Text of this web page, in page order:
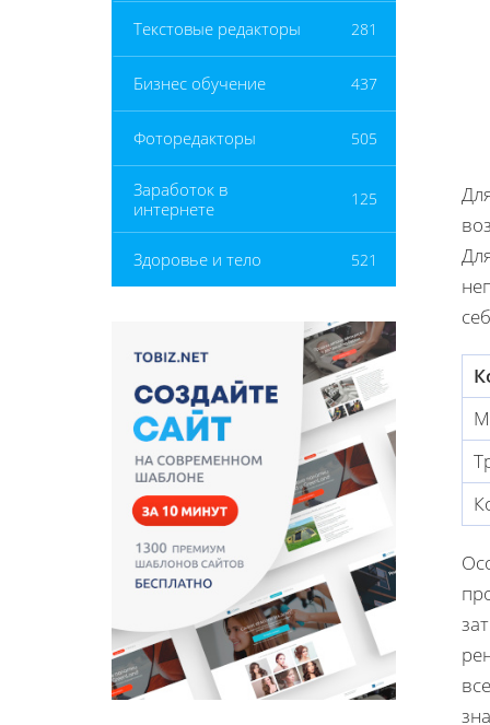
Текстовые редакторы 281
Бизнес обучение 437
Фоторедакторы 505
Заработок в
интернете
125
Здоровье и тело 521